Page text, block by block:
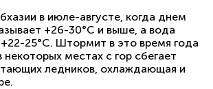
в июле-августе, когда днем
+26-30°С и выше, а вода
+22-25°С. Штормит в это время года
некоторых местах с гор сбегает
ледников, охлаждающая и